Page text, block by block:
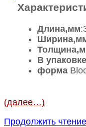
Длина,мм
В
форма
(далее…)
Продолжить чтение